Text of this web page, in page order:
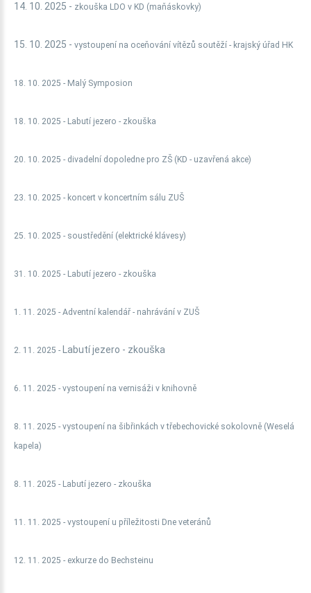
14. 10. 2025 - zkouška LDO v KD (maňáskovky)
15. 10. 2025 - vystoupení na oceňování vítězů soutěží - krajský úřad HK
18. 10. 2025 - Malý Symposion
18. 10. 2025 - Labutí jezero - zkouška
20. 10. 2025 - divadelní dopoledne pro ZŠ (KD - uzavřená akce)
23. 10. 2025 - koncert v koncertním sálu ZUŠ
25. 10. 2025 - soustředění (elektrické klávesy)
31. 10. 2025 - Labutí jezero - zkouška
1. 11. 2025 - Adventní kalendář - nahrávání v ZUŠ
2. 11. 2025 - Labutí jezero - zkouška
6. 11. 2025 - vystoupení na vernisáži v knihovně
8. 11. 2025 - vystoupení na šibřinkách v třebechovické sokolovně (Weselá
kapela)
8. 11. 2025 - Labutí jezero - zkouška
11. 11. 2025 - vystoupení u příležitosti Dne veteránů
12. 11. 2025 - exkurze do Bechsteinu